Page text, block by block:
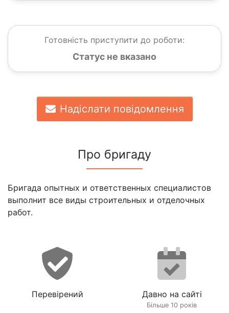
Готовність приступити до роботи:
Статус не вказано
Надіслати повідомлення
Про бригаду
Бригада опытных и ответственных специалистов
выполнит все виды строительных и отделочных
работ.
Перевірений Давно на сайті
Більше 10 років